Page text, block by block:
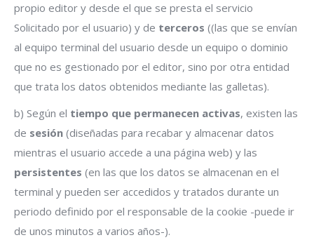
propio editor y desde el que se presta el servicio
Solicitado por el usuario) y de terceros ((las que se envían
al equipo terminal del usuario desde un equipo o dominio
que no es gestionado por el editor, sino por otra entidad
que trata los datos obtenidos mediante las galletas).
b) Según el tiempo que permanecen activas, existen las
de sesión (diseñadas para recabar y almacenar datos
mientras el usuario accede a una página web) y las
persistentes (en las que los datos se almacenan en el
terminal y pueden ser accedidos y tratados durante un
periodo definido por el responsable de la cookie -puede ir
de unos minutos a varios años-).